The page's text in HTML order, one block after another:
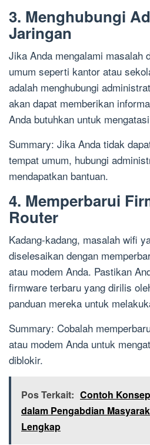
3. Menghubungi
Jaringan
Jika Anda mengalami masalah
umum seperti kantor atau
adalah menghubungi
akan dapat memberikan
Anda butuhkan untuk
Summary: Jika Anda tidak
tempat umum, hubungi
mendapatkan bantuan.
4. Memperbarui
Router
Kadang-kadang, masalah wifi
diselesaikan dengan
atau modem Anda. Pastikan
firmware terbaru yang dirilis
panduan mereka untuk
Summary: Cobalah
atau modem Anda untuk
diblokir.
Pos Terkait: Contoh
dalam Pengabdian
Lengkap